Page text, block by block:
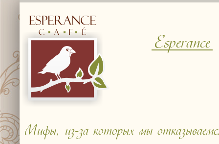
Esperance
Мифы, из-за которых мы